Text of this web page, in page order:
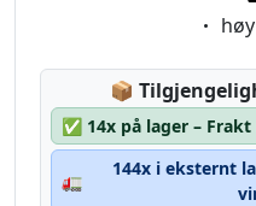
📦
✅ 14x på lager –
🚛
144x i eksternt